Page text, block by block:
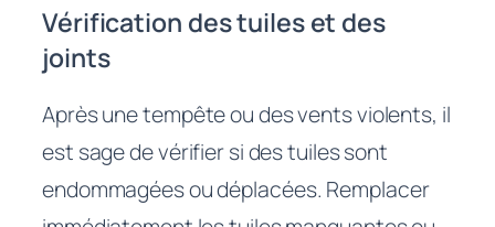
Vérification des tuiles et des
joints
Après une tempête ou des vents violents, il
est sage de vérifier si des tuiles sont
endommagées ou déplacées. Remplacer